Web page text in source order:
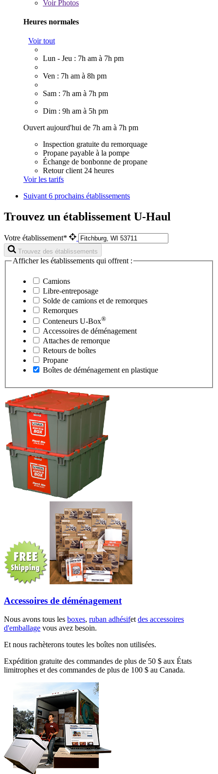
VoirPhotos
Heures normales
Voir tout
Lun - Jeu : 7h am à 7h pm
Ven : 7h am à 8h pm
Sam : 7h am à 7h pm
Dim : 9h am à 5h pm
Ouvert aujourd'hui de 7h am à 7h pm
Inspection gratuite du remorquage
Propane payable à la pompe
Échange de bonbonne de propane
Retour client 24 heures
Voir les tarifs
Suivant6 prochains établissements
Trouvez un établissement U-Haul
Votre établissement*
Trouvez des établissements
Afficher les établissements qui offrent :
Camions
Libre-entreposage
Solde de camions et de remorques
Remorques
Conteneurs U-Box®
Accessoires de déménagement
Attaches de remorque
Retours de boîtes
Propane
Boîtes de déménagement en plastique
Accessoires de déménagement
Nous avons tous les boxes, ruban adhésifet des accessoires
d'emballage vous avez besoin.
Et nous rachèterons toutes les boîtes non utilisées.
Expédition gratuite des commandes de plus de 50 $ aux États
limitrophes et des commandes de plus de 100 $ au Canada.